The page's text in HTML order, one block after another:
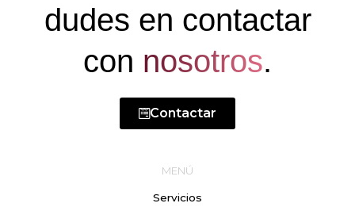
dudes en contactar
con nosotros.
Contactar
MENÚ
Servicios